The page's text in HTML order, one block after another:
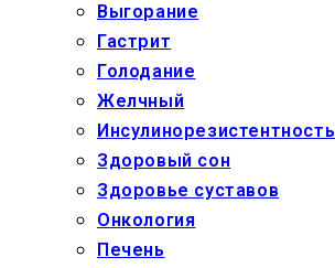
Выгорание
Гастрит
Голодание
Желчный
Инсулинорезистентность
Здоровый сон
Здоровье суставов
Онкология
Печень